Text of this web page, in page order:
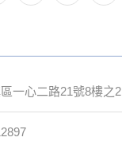
一心二路21號8樓之2